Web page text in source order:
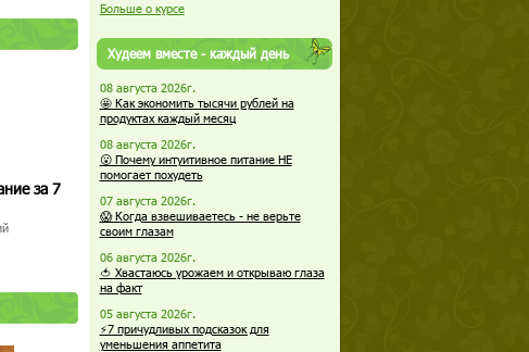
за 7
Больше о курсе
Худеем вместе - каждый день
08 августа 2026г.
🤩 Как экономить тысячи рублей на
продуктах каждый месяц
08 августа 2026г.
😮 Почему интуитивное питание НЕ
помогает похудеть
07 августа 2026г.
😱 Когда взвешиваетесь - не верьте
своим глазам
06 августа 2026г.
🍅 Хвастаюсь урожаем и открываю глаза
на факт
05 августа 2026г.
⚡7 причудливых подсказок для
уменьшения аппетита